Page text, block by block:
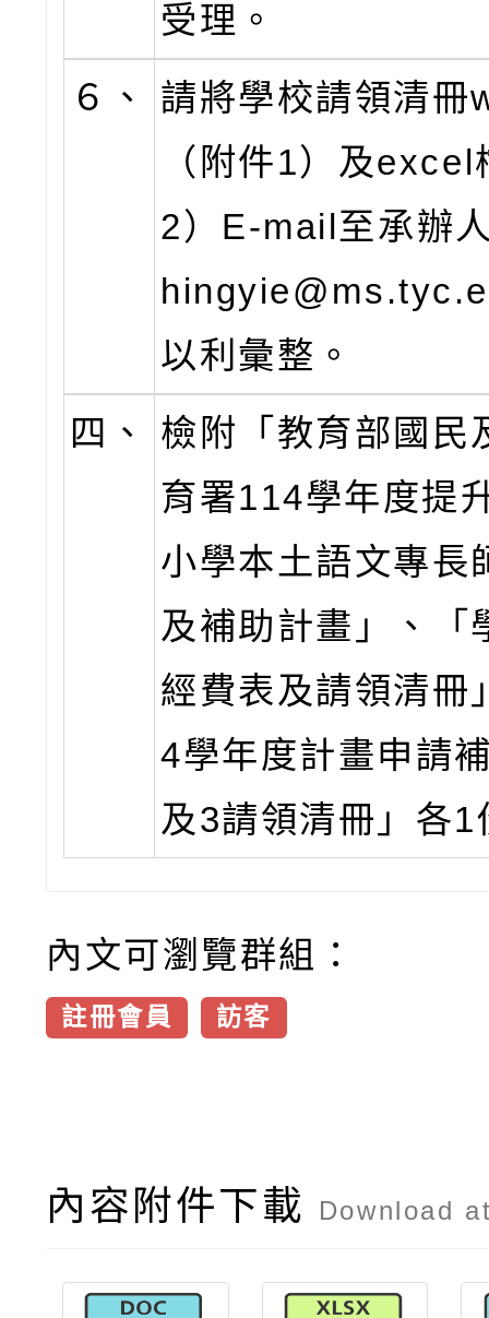
受理。
６、
請將學校請領清冊
（附件1）及
2）E-mail至承辦
以利彙整。
四、
檢附「教育部國民
育署114學年度提
小學本土語文專長
及補助計畫」、「
經費表及請領清冊
4學年度計畫申請
及3請領清冊」各1
內文可瀏覽群組：
註冊會員 訪客
內容附件下載 Download